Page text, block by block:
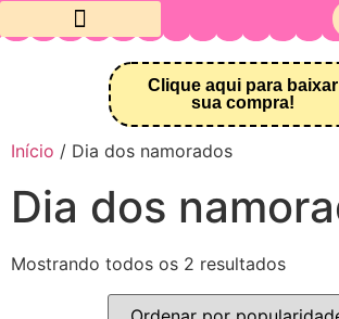
Clique aqui para baixar
sua compra!
Início / Dia dos namorados
Dia dos
Mostrando todos os 2 resultados